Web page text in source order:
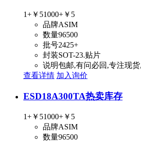
1+ ￥51000+ ￥5
品牌ASIM
数量96500
批号2425+
封装SOT-23.贴片
说明包邮,有问必回,专注现
查看详情 加入询价
ESD18A300TA热卖库存
1+ ￥51000+ ￥5
品牌ASIM
数量96500